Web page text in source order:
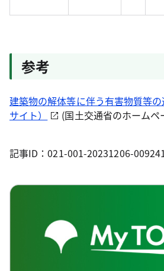
参考
建築物の解体等に伴う有害物質等
サイト）
(国土交通省のホーム
記事ID：021-001-20231206-